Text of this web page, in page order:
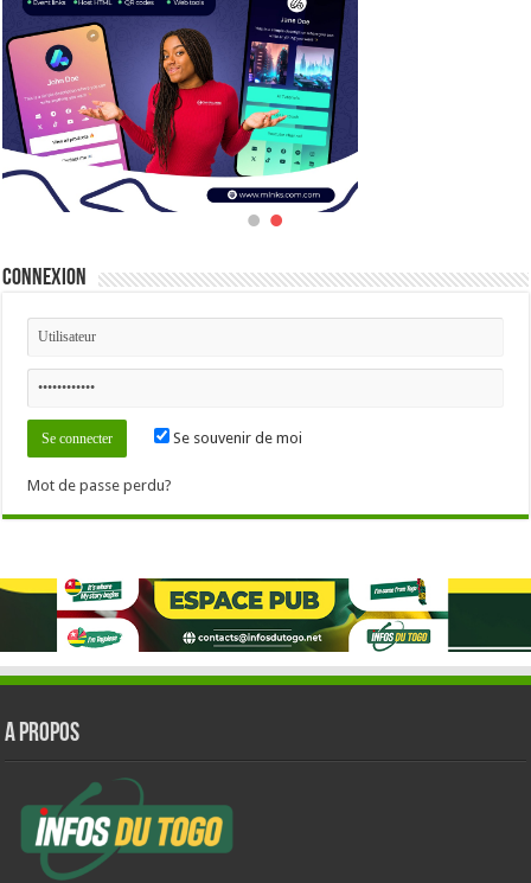
Connexion
Se souvenir de moi
Mot de passe perdu?
A PROPOS